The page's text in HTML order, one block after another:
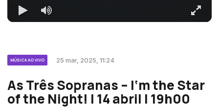
MÚSICA AO VIVO 25 mar, 2025, 11:24
As Três Sopranas – I‘m the Star
of the Night! | 14 abril | 19h00